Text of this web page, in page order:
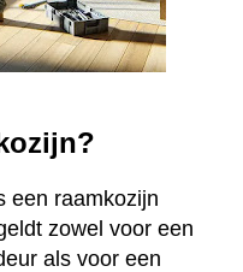
een raamkozijn
zowel voor een
als voor een